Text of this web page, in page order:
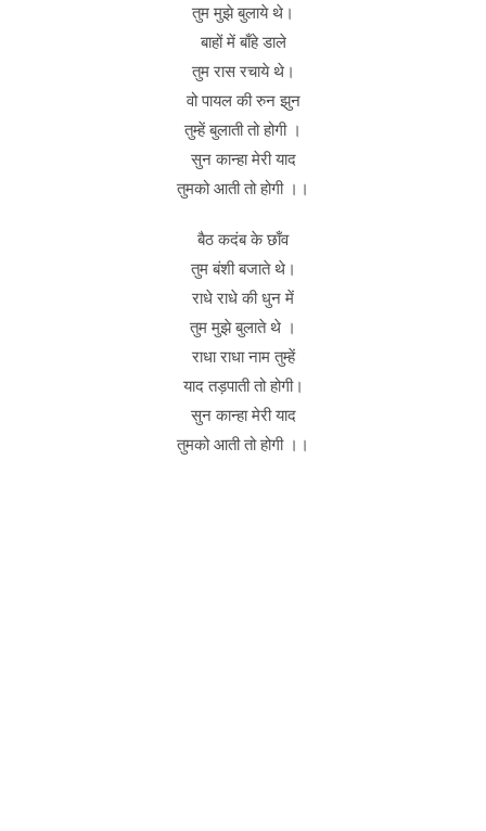
तुम मुझे बुलाये थे।
बाहों में बाँहे डाले
तुम रास रचाये थे।
वो पायल की रुन झुन
तुम्हें बुलाती तो होगी ।
सुन कान्हा मेरी याद
तुमको आती तो होगी ।।
बैठ कदंब के छाँव
तुम बंशी बजाते थे।
राधे राधे की धुन में
तुम मुझे बुलाते थे ।
राधा राधा नाम तुम्हें
याद तड़पाती तो होगी।
सुन कान्हा मेरी याद
तुमको आती तो होगी ।।